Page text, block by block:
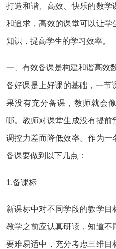
打造和谐、高效、快乐的数
和追求，高效的课堂可以让
知识，提高学生的学习效率。
一、有效备课是构建和谐高效
备好课是上好课的基础，一节
果没有充分备课，教师就会
哪。教师对课堂生成没有提
调控力差而降低效率。作为
备课要做到以下几点：
1.备课标
新课标中对不同学段的教学目
教学之前应认真研读，知道
要难易适中，充分考虑三维目